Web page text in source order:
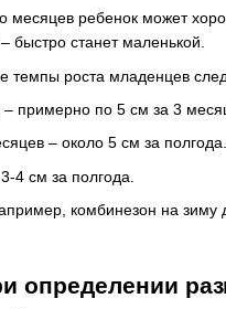
месяцев ребенок может
быстро станет маленькой.
темпы роста младенцев
примерно по 5 см за 3
– около 5 см за полгода.
4 см за полгода.
комбинезон на
определении